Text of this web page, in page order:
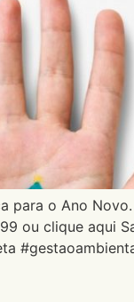
para o Ano
ou clique aqui